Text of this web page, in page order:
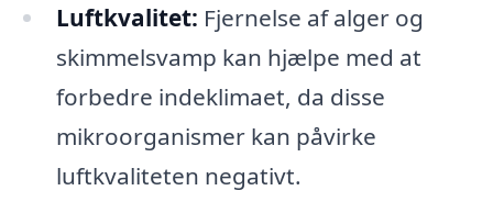
Luftkvalitet: Fjernelse af alger og
skimmelsvamp kan hjælpe med at
forbedre indeklimaet, da disse
mikroorganismer kan påvirke
luftkvaliteten negativt.